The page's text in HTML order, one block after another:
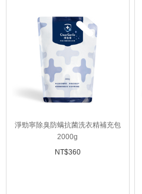
淨勁寧除臭防螨抗菌洗衣精補充包
2000g
NT$360